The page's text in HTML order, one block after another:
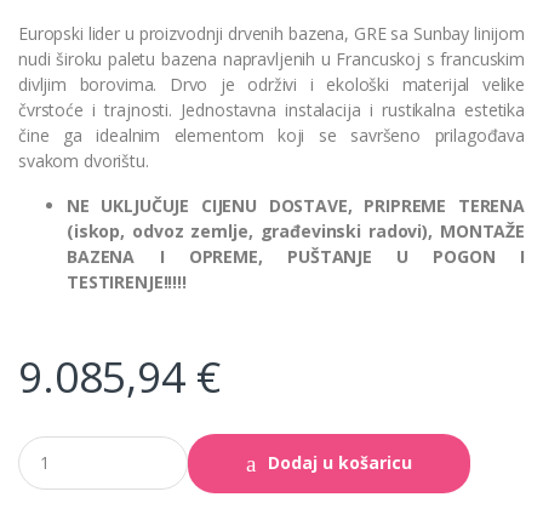
Europski lider u proizvodnji drvenih bazena, GRE sa Sunbay linijom
nudi široku paletu bazena napravljenih u Francuskoj s francuskim
divljim borovima. Drvo je održivi i ekološki materijal velike
čvrstoće i trajnosti. Jednostavna instalacija i rustikalna estetika
čine ga idealnim elementom koji se savršeno prilagođava
svakom dvorištu.
NE UKLJUČUJE CIJENU DOSTAVE, PRIPREME TERENA
(iskop, odvoz zemlje, građevinski radovi), MONTAŽE
BAZENA I OPREME, PUŠTANJE U POGON I
TESTIRENJE!!!!!
9.085,94 €
Drveni
bazen
Vlaka
Dodaj u košaricu